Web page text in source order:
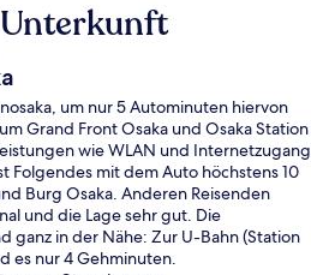
um nur 5 Autominuten hiervon
Grand Front Osaka und Osaka Station
wie WLAN und Internetzugang
Folgendes mit dem Auto höchstens 10
Burg Osaka. Anderen Reisenden
und die Lage sehr gut. Die
ganz in der Nähe: Zur U-Bahn (Station
es nur 4 Gehminuten.